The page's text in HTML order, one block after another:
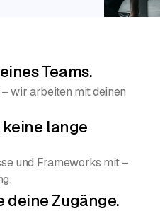
Teams.
wir arbeiten mit deinen
lange
und Frameworks mit –
deine Zugänge.